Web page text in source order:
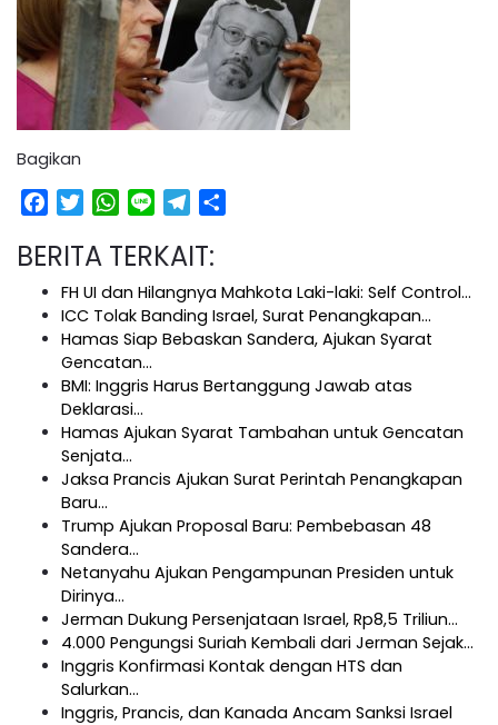
Bagikan
Facebook
TwitterWhatsApp
Line Telegram
BERITA TERKAIT:
FH UI dan Hilangnya Mahkota Laki-laki: Self Control…
ICC Tolak Banding Israel, Surat Penangkapan…
Hamas Siap Bebaskan Sandera, Ajukan Syarat
Gencatan…
BMI: Inggris Harus Bertanggung Jawab atas
Deklarasi…
Hamas Ajukan Syarat Tambahan untuk Gencatan
Senjata…
Jaksa Prancis Ajukan Surat Perintah Penangkapan
Baru…
Trump Ajukan Proposal Baru: Pembebasan 48
Sandera…
Netanyahu Ajukan Pengampunan Presiden untuk
Dirinya…
Jerman Dukung Persenjataan Israel, Rp8,5 Triliun…
4.000 Pengungsi Suriah Kembali dari Jerman Sejak…
Inggris Konfirmasi Kontak dengan HTS dan
Salurkan…
Inggris, Prancis, dan Kanada Ancam Sanksi Israel